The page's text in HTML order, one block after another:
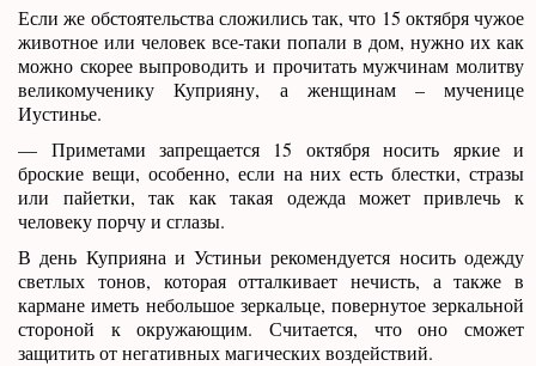
Если же обстоятельства сложились так, что 15 октября чужое
животное или человек все-таки попали в дом, нужно их как
можно скорее выпроводить и прочитать мужчинам молитву
великомученику Куприяну, а женщинам – мученице
Иустинье.
— Приметами запрещается 15 октября носить яркие и
броские вещи, особенно, если на них есть блестки, стразы
или пайетки, так как такая одежда может привлечь к
человеку порчу и сглазы.
В день Куприяна и Устиньи рекомендуется носить одежду
светлых тонов, которая отталкивает нечисть, а также в
кармане иметь небольшое зеркальце, повернутое зеркальной
стороной к окружающим. Считается, что оно сможет
защитить от негативных магических воздействий.